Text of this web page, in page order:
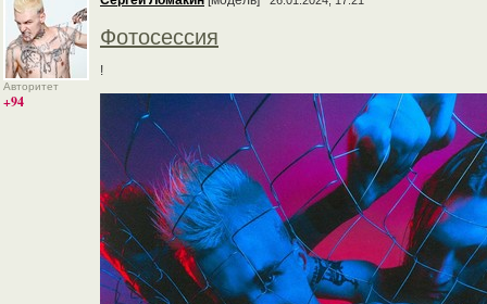
Авторитет
+94
Фотосессия
!